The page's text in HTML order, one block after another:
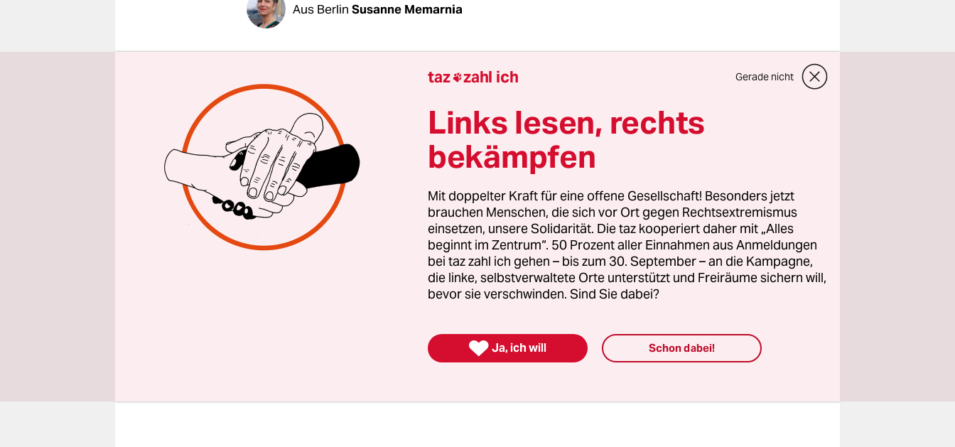
Aus Berlin Susanne Memarnia
mit dem heftigen Corona-
Ausbruch
in einigen Wohnblocks gibt es von mehreren Seiten Kritik.
Roma-Initiativen beschweren sich, der Umgang mit den Menschen
trage antiziganistische Züge. „Ich glaube nicht, dass man sich getraut
hätte, ein ganzes Haus mit 'Deutschen’ unter Quarantäne zu stellen“,
sagte Milan Pavlovic vom Rroma Informations-Centrum der taz.
Ähnlich fragt Georgi Ivanov von Amaro Foro, einem Selbsthilfeverein
von Roma und Nicht-Roma: „Warum stellt man nicht nur die positiv
getesteten Haushalte unter Quarantäne? Warum spricht Stadtrat Falco
Liecke öffentlich von Roma und rumänischer Nationalität, was hat das
taz zahl ich Gerade nicht
Links lesen, rechts
bekämpfen
Mit doppelter Kraft für eine offene Gesellschaft! Besonders jetzt
brauchen Menschen, die sich vor Ort gegen Rechtsextremismus
einsetzen, unsere Solidarität. Die taz kooperiert daher mit „Alles
beginnt im Zentrum“. 50 Prozent aller Einnahmen aus Anmeldungen
bei taz zahl ich gehen – bis zum 30. September – an die Kampagne,
die linke, selbstverwaltete Orte unterstützt und Freiräume sichern will,
bevor sie verschwinden. Sind Sie dabei?
 Ja, ich will Schon dabei!